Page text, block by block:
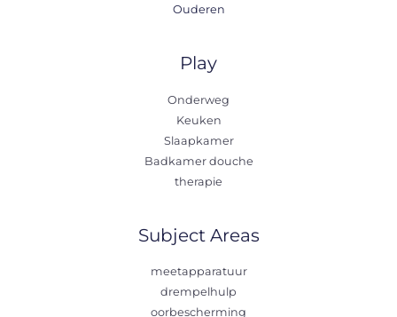
Ouderen
Play
Onderweg
Keuken
Slaapkamer
Badkamer douche
therapie
Subject Areas
meetapparatuur
drempelhulp
oorbescherming